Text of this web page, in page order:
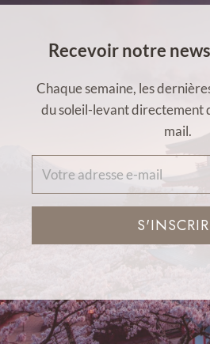
Recevoir notre
Chaque semaine, les
du soleil-levant directement
mail.